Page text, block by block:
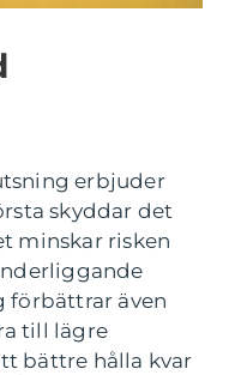
erbjuder
skyddar det
minskar risken
förbättrar även
till lägre
bättre hålla kvar